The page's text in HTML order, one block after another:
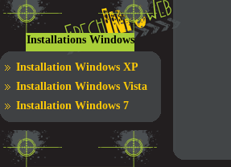
Installations Windows
Installation Windows XP
Installation Windows Vista
Installation Windows 7